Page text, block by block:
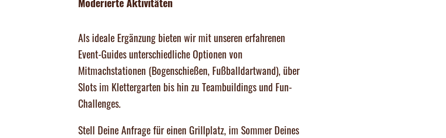
Moderierte Aktivitäten
Als ideale Ergänzung bieten wir mit unseren erfahrenen
Event-Guides unterschiedliche Optionen von
Mitmachstationen (Bogenschießen, Fußballdartwand), über
Slots im Klettergarten bis hin zu Teambuildings und Fun-
Challenges.
Stell Deine Anfrage für einen Grillplatz, im Sommer Deines